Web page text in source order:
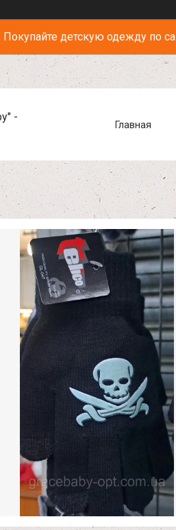
Покупайте детскую одежду по
-
Главная